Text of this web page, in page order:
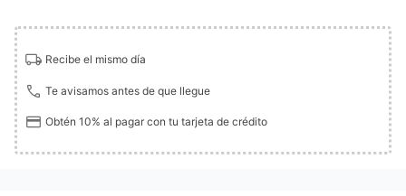
Recibe el mismo día
Te avisamos antes de que llegue
Obtén 10% al pagar con tu tarjeta de crédito